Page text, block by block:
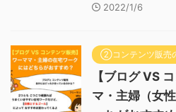
2022/1/6
②コンテンツ販売
【ブログ VS
マ・主婦（女